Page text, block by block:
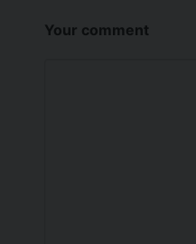
Your comment